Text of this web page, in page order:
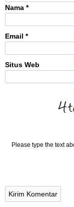
Nama *
Email *
Situs Web
Please type the text